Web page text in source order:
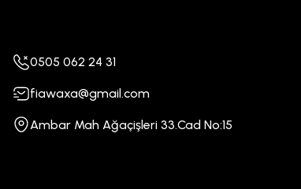
0505 062 24 31
fiawaxa@gmail.com
Ambar Mah Ağaçişleri 33.Cad No:15